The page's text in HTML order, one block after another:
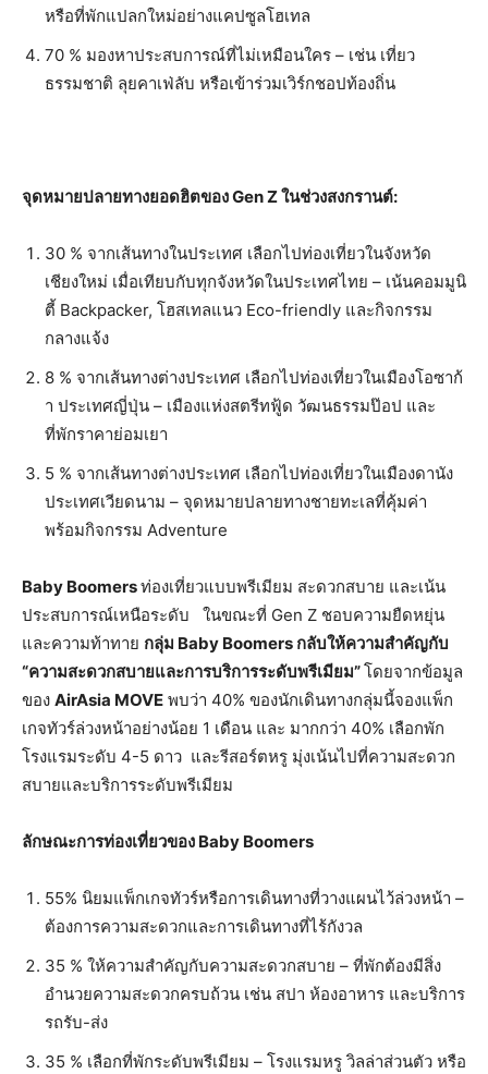
หรือที่พักแปลกใหม่อย่างแคปซูลโฮเทล
70 % มองหาประสบการณ์ที่ไม่เหมือนใคร – เช่น เที่ยว
ธรรมชาติ ลุยคาเฟ่ลับ หรือเข้าร่วมเวิร์กชอปท้องถิ่น
จุดหมายปลายทางยอดฮิตของGen Zในช่วงสงกรานต์:
30 % จากเส้นทางในประเทศ เลือกไปท่องเที่ยวในจังหวัด
เชียงใหม่ เมื่อเทียบกับทุกจังหวัดในประเทศไทย – เน้นคอมมูนิ
ตี้ Backpacker, โฮสเทลแนว Eco-friendly และกิจกรรม
กลางแจ้ง
8 % จากเส้นทางต่างประเทศ เลือกไปท่องเที่ยวในเมืองโอซาก้
า ประเทศญี่ปุ่น – เมืองแห่งสตรีทฟู้ด วัฒนธรรมป๊อป และ
ที่พักราคาย่อมเยา
5 % จากเส้นทางต่างประเทศ เลือกไปท่องเที่ยวในเมืองดานัง
ประเทศเวียดนาม – จุดหมายปลายทางชายทะเลที่คุ้มค่า
พร้อมกิจกรรม Adventure
Baby Boomersท่องเที่ยวแบบพรีเมียม สะดวกสบาย และเน้น
ประสบการณ์เหนือระดับ
ในขณะที่ Gen Z ชอบความยืดหยุ่น
และความท้าทาย กลุ่ม Baby Boomers กลับให้ความสำคัญกับ
“ความสะดวกสบายและการบริการระดับพรีเมียม”โดยจากข้อมูล
ของ AirAsia MOVE พบว่า 40% ของนักเดินทางกลุ่มนี้จองแพ็ก
เกจทัวร์ล่วงหน้าอย่างน้อย 1 เดือน และ มากกว่า 40% เลือกพัก
โรงแรมระดับ 4-5 ดาว และรีสอร์ตหรู มุ่งเน้นไปที่ความสะดวก
สบายและบริการระดับพรีเมียม
ลักษณะการท่องเที่ยวของ Baby Boomers
55% นิยมแพ็กเกจทัวร์หรือการเดินทางที่วางแผนไว้ล่วงหน้า –
ต้องการความสะดวกและการเดินทางที่ไร้กังวล
35 % ให้ความสำคัญกับความสะดวกสบาย – ที่พักต้องมีสิ่ง
อำนวยความสะดวกครบถ้วน เช่น สปา ห้องอาหาร และบริการ
รถรับ-ส่ง
35 % เลือกที่พักระดับพรีเมียม – โรงแรมหรู วิลล่าส่วนตัว หรือ